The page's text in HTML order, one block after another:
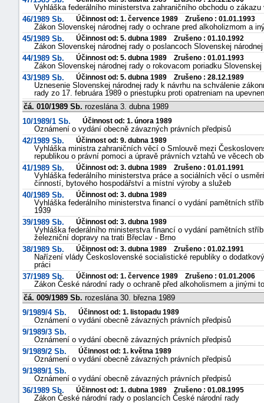
Vyhláška federálního ministerstva zahraničního obchodu o
46/1989 Sb.
Účinnost od: 1. července 1989 Zrušeno : 01.01.1993
Zákon Slovenskej národnej rady o ochrane pred alkoholizmom a
45/1989 Sb.
Účinnost od: 5. dubna 1989 Zrušeno : 01.10.1992
Zákon Slovenskej národnej rady o poslancoch Slovenskej
44/1989 Sb.
Účinnost od: 5. dubna 1989 Zrušeno : 01.01.1993
Zákon Slovenskej národnej rady o rokovacom poriadku Slovenskej
43/1989 Sb.
Účinnost od: 5. dubna 1989 Zrušeno : 28.12.1989
Uznesenie Slovenskej národnej rady k návrhu na schválenie
rady zo 17. februára 1989 o priestupku proti opatreniam na
čá. 010/1989 Sb. rozeslána 3. dubna 1989
10/1989/1 Sb.
Účinnost od: 1. února 1989
Oznámení o vydání obecně závazných právních předpisů
42/1989 Sb.
Účinnost od: 9. dubna 1989
Vyhláška ministra zahraničních věcí o Smlouvě mezi
republikou o právní pomoci a úpravě právních vztahů ve věcech
41/1989 Sb.
Účinnost od: 3. dubna 1989 Zrušeno : 01.01.1991
Vyhláška federálního ministerstva práce a sociálních věcí o
činností, bytového hospodářství a místní výroby a služeb
40/1989 Sb.
Účinnost od: 3. dubna 1989
Vyhláška federálního ministerstva financí o vydání pamětních
1939
39/1989 Sb.
Účinnost od: 3. dubna 1989
Vyhláška federálního ministerstva financí o vydání pamětních
železniční dopravy na trati Břeclav - Brno
38/1989 Sb.
Účinnost od: 3. dubna 1989 Zrušeno : 01.02.1991
Nařízení vlády Československé socialistické republiky o
práci
37/1989 Sb.
Účinnost od: 1. července 1989 Zrušeno : 01.01.2006
Zákon České národní rady o ochraně před alkoholismem a jinými
čá. 009/1989 Sb. rozeslána 30. března 1989
9/1989/4 Sb.
Účinnost od: 1. listopadu 1989
Oznámení o vydání obecně závazných právních předpisů
9/1989/3 Sb.
Oznámení o vydání obecně závazných právních předpisů
9/1989/2 Sb.
Účinnost od: 1. května 1989
Oznámení o vydání obecně závazných právních předpisů
9/1989/1 Sb.
Oznámení o vydání obecně závazných právních předpisů
36/1989 Sb.
Účinnost od: 1. dubna 1989 Zrušeno : 01.08.1995
Zákon České národní rady o poslancích České národní rady